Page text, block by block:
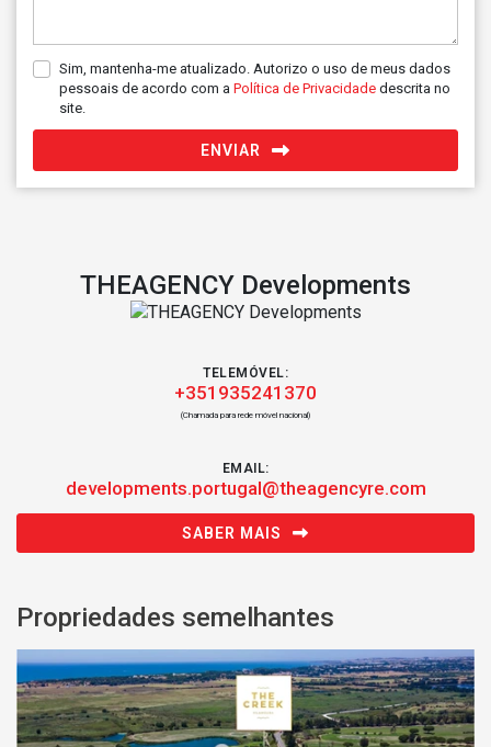
Sim, mantenha-me atualizado. Autorizo o uso de meus dados
pessoais de acordo com a Política de Privacidade descrita no
site.
ENVIAR
THEAGENCY Developments
TELEMÓVEL:
+351935241370
(Chamada para rede móvel nacional)
EMAIL:
developments.portugal@theagencyre.com
SABER MAIS
Propriedades semelhantes